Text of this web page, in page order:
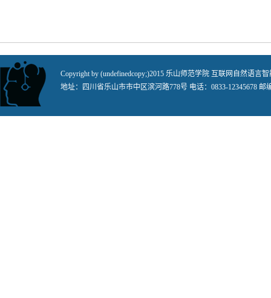
Copyright by (undefinedcopy;)2015 乐山师范学院 互联网自然语言
地址：四川省乐山市市中区滨河路778号 电话：0833-12345678 邮